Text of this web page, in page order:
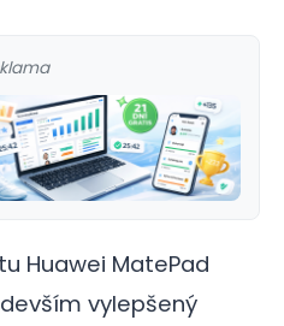
Huawei MatePad
vylepšený